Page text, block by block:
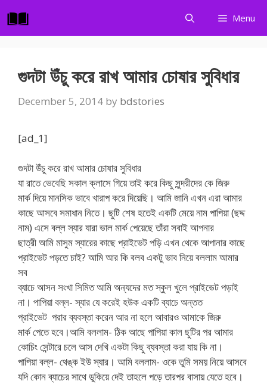
to
content
Menu
গুদটা উঁচু করে রাখ আমার চোষার সুবিধার
December 5, 2014 by bdstories
[ad_1]
গুদটা উঁচু করে রাখ আমার চোষার সুবিধার
যা রাতে ভেবেছি সকাল ক্লাসে গিয়ে তাই করে কিছু সুন্দরীদের কে জিরু
মার্ক দিয়ে মানসিক ভাবে খারাপ করে দিয়েছি। আমি জানি এখন এরা আমার
কাছে আসবে সমাধান নিতে। ছুটি শেষ হতেই একটি মেয়ে নাম পাপিয়া (ছদ্দ
নাম) এসে বল্ল স্যার যারা ভাল মার্ক পেয়েছে তাঁরা সবাই আপনার
ছাত্রী আমি মাসুম স্যারের কাছে প্রাইভেট পড়ি এখন থেকে আপানার কাছে
প্রাইভেট পড়তে চাই? আমি আর কি বলব একটু ভাব নিয়ে বললাম আমার
সব
ব্যাচে আসন সংখা সিমিত আমি অন্যদের মত স্কুল খুলে প্রাইভেট পড়াই
না। পাপিয়া বল্ল- স্যার যে করেই হউক একটি ব্যাচে অন্তত
প্রাইভেট পরার ব্যবস্তা করেন আর না হলে আবারও আমাকে জিরু
মার্ক পেতে হবে।আমি বললাম- ঠিক আছে পাপিয়া কাল ছুটির পর আমার
কোচিং সেন্টারে চলে আস দেখি একটা কিছু ব্যবস্তা করা যায় কি না।
পাপিয়া বল্ল- থেঙ্ক ইউ স্যার। আমি বললাম- ওকে তুমি সময় নিয়ে আসবে
যদি কোন ব্যাচের সাথে ডুকিয়ে দেই তাহলে পড়ে তারপর বাসায় যেতে হবে।